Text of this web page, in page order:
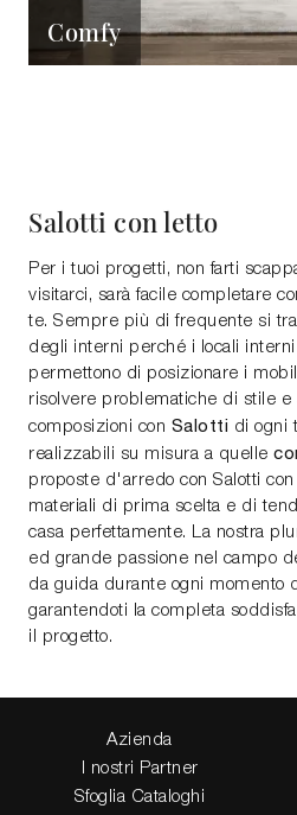
Comfy
Salotti con letto
Per i tuoi progetti, non farti
visitarci, sarà facile completare
te. Sempre più di frequente si
degli interni perché i locali
permettono di posizionare i
risolvere problematiche di stile e
composizioni con Salotti di ogni
realizzabili su misura a quelle
proposte d'arredo con Salotti
materiali di prima scelta e di
casa perfettamente. La nostra
ed grande passione nel campo
da guida durante ogni momento
garantendoti la completa
il progetto.
Azienda
I nostri Partner
Sfoglia Cataloghi